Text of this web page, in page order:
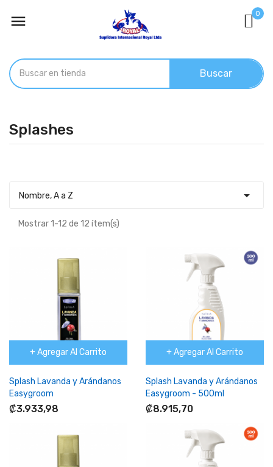
 0
Buscar
Splashes
Nombre, A a Z 
Mostrar 1-12 de 12 ítem(s)
+ Agregar Al Carrito
Splash Lavanda y Arándanos
Easygroom
₡3.933,98
+ Agregar Al Carrito
Splash Lavanda y Arándanos
Easygroom - 500ml
₡8.915,70